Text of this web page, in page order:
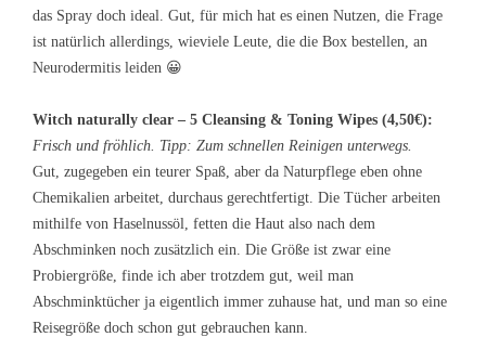
das Spray doch ideal. Gut, für mich hat es einen Nutzen, die Frage
ist natürlich allerdings, wieviele Leute, die die Box bestellen, an
Neurodermitis leiden 😀
Witch naturally clear – 5 Cleansing & Toning Wipes (4,50€):
Frisch und fröhlich. Tipp: Zum schnellen Reinigen unterwegs.
Gut, zugegeben ein teurer Spaß, aber da Naturpflege eben ohne
Chemikalien arbeitet, durchaus gerechtfertigt. Die Tücher arbeiten
mithilfe von Haselnussöl, fetten die Haut also nach dem
Abschminken noch zusätzlich ein. Die Größe ist zwar eine
Probiergröße, finde ich aber trotzdem gut, weil man
Abschminktücher ja eigentlich immer zuhause hat, und man so eine
Reisegröße doch schon gut gebrauchen kann.